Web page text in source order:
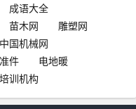
成语大全
苗木网
雕塑网
中国机械网
件
电地暖
训机构